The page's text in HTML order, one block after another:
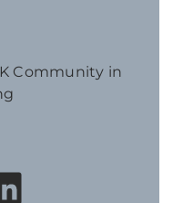
Community in